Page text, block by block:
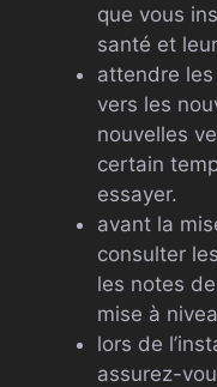
que vous
santé et
attendre
vers les
nouvelles
certain
essayer.
avant la
consulter
les notes
mise à
lors de
assurez-